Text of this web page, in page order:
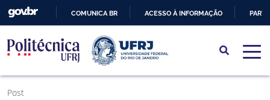
PARA
O
CONTEÚDO
COMUNICA BR ACESSO À INFORMAÇÃO
Post